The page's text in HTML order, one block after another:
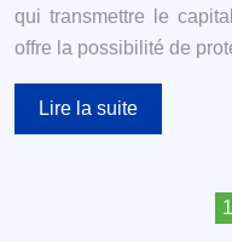
qui transmettre le
offre la possibilité de
Lire la suite
1